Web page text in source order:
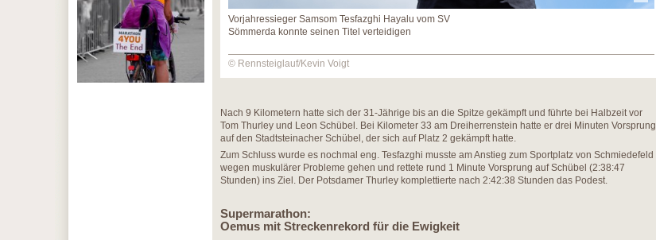
Vorjahressieger Samsom Tesfazghi Hayalu vom SV
Sömmerda konnte seinen Titel verteidigen
© Rennsteiglauf/Kevin Voigt
Nach 9 Kilometern hatte sich der 31-Jährige bis an die Spitze gekämpft und führte bei Halbzeit vor
Tom Thurley und Leon Schübel. Bei Kilometer 33 am Dreiherrenstein hatte er drei Minuten Vorsprung
auf den Stadtsteinacher Schübel, der sich auf Platz 2 gekämpft hatte.
Zum Schluss wurde es nochmal eng. Tesfazghi musste am Anstieg zum Sportplatz von Schmiedefeld
wegen muskulärer Probleme gehen und rettete rund 1 Minute Vorsprung auf Schübel (2:38:47
Stunden) ins Ziel. Der Potsdamer Thurley komplettierte nach 2:42:38 Stunden das Podest.
Supermarathon:
Oemus mit Streckenrekord für die Ewigkeit